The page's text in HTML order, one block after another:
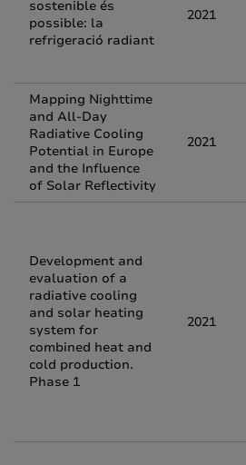
sostenible és
possible: la
refrigeració radiant
2021
Mapping Nighttime
and All-Day
Radiative Cooling
Potential in Europe
and the Influence
of Solar Reflectivity
2021
Development and
evaluation of a
radiative cooling
and solar heating
system for
combined heat and
cold production.
Phase 1
2021